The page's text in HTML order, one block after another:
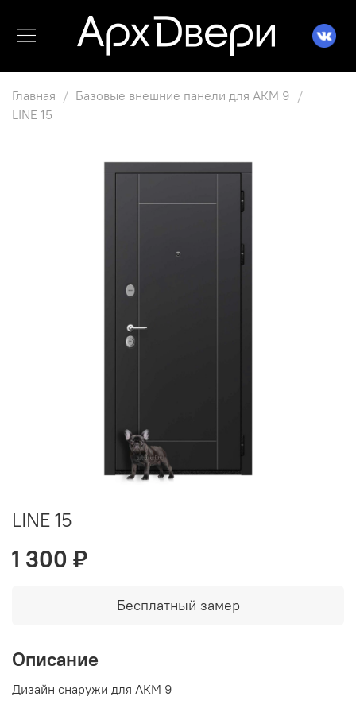
Главная
Базовые внешние панели для АКМ 9
LINE 15
LINE 15
1 300 ₽
Бесплатный замер
Описание
Дизайн снаружи для АКМ 9